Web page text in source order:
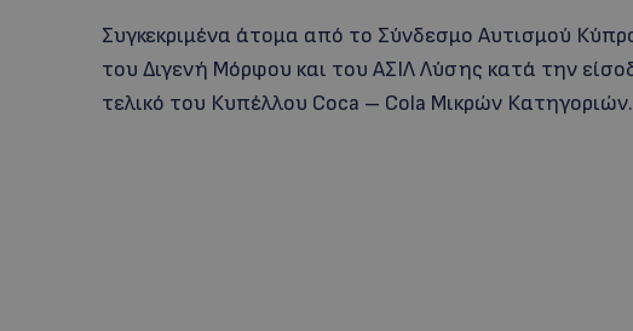
Συγκεκριμένα άτομα από το Σύνδεσμο Αυτισμού
του Διγενή Μόρφου και του ΑΣΙΛ Λύσης κατά την
τελικό του Κυπέλλου Coca – Cola Μικρών Κατηγοριών.